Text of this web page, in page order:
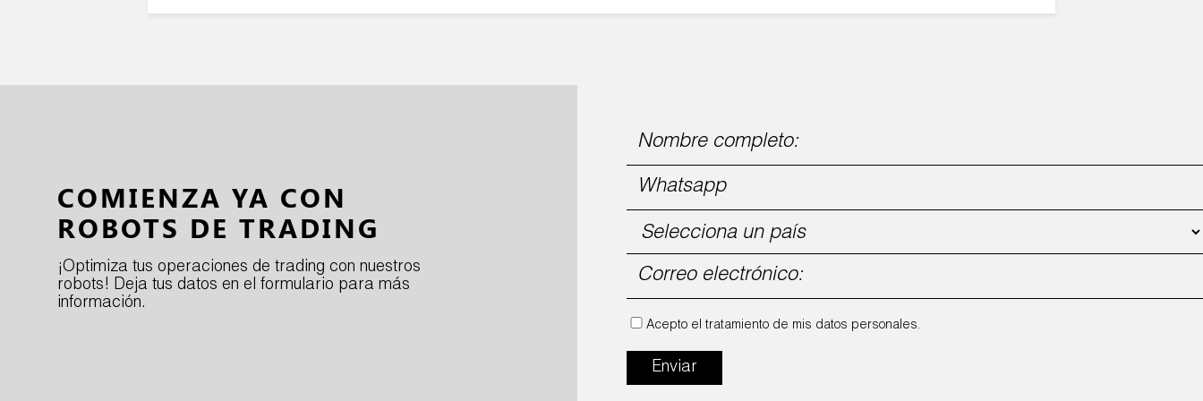
COMIENZA YA CON
ROBOTS DE TRADING
¡Optimiza tus operaciones de trading con nuestros
robots! Deja tus datos en el formulario para más
información.
Acepto el tratamiento de mis datos personales.
Enviar